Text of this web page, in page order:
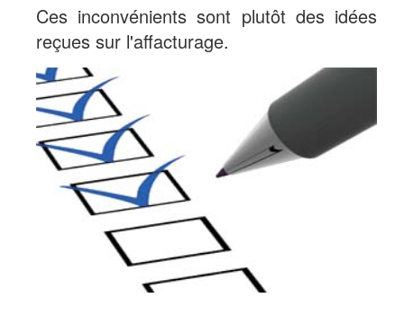
Ces inconvénients sont plutôt des idées
reçues sur l'affacturage.